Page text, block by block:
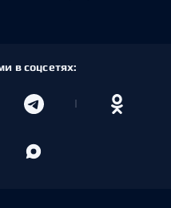
в соцсетях: